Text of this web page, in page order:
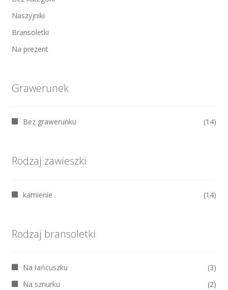
Naszyjniki
Bransoletki
Na prezent
Grawerunek
Bez grawerunku (14)
Rodzaj zawieszki
kamienie (14)
Rodzaj bransoletki
Na łańcuszku
(3)
Na sznurku
(2)